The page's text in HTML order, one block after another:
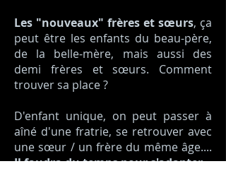
Les "nouveaux" frères et sœurs, ça
peut être les enfants du beau-père,
de la belle-mère, mais aussi des
demi frères et sœurs. Comment
trouver sa place ?
D'enfant unique, on peut passer à
aîné d'une fratrie, se retrouver avec
une sœur / un frère du même âge....
Il faudra du temps pour s'adapter.